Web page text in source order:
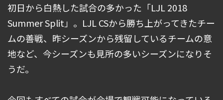
初日から白熱した試合の多かった「LJL 2018
Summer Split」。LJL CSから勝ち上がってきたチー
ムの善戦、昨シーズンから残留しているチームの意
地など、今シーズンも見所の多いシーズンになりそ
うだ。